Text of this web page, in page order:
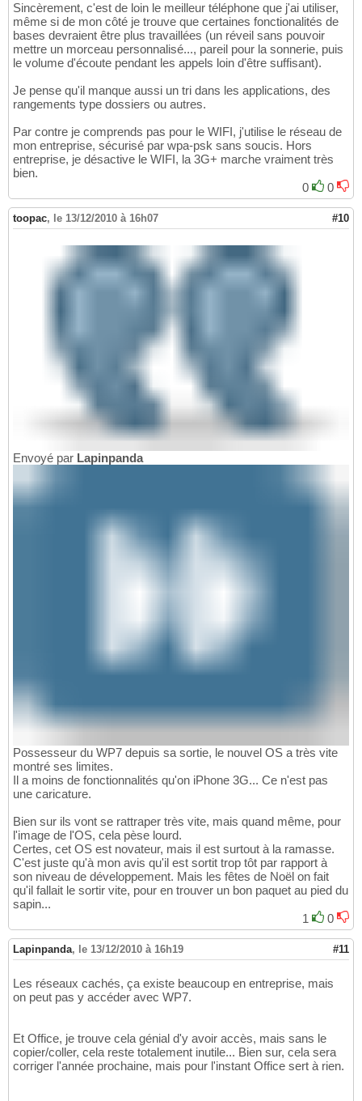
Sincèrement, c'est de loin le meilleur téléphone que j'ai utiliser,
même si de mon côté je trouve que certaines fonctionalités de
bases devraient être plus travaillées (un réveil sans pouvoir
mettre un morceau personnalisé..., pareil pour la sonnerie, puis
le volume d'écoute pendant les appels loin d'être suffisant).
Je pense qu'il manque aussi un tri dans les applications, des
rangements type dossiers ou autres.
Par contre je comprends pas pour le WIFI, j'utilise le réseau de
mon entreprise, sécurisé par wpa-psk sans soucis. Hors
entreprise, je désactive le WIFI, la 3G+ marche vraiment très
bien.
0
0
toopac, le 13/12/2010 à 16h07 #10
Envoyé par Lapinpanda
Possesseur du WP7 depuis sa sortie, le nouvel OS a très vite
montré ses limites.
Il a moins de fonctionnalités qu'on iPhone 3G... Ce n'est pas
une caricature.
Bien sur ils vont se rattraper très vite, mais quand même, pour
l'image de l'OS, cela pèse lourd.
Certes, cet OS est novateur, mais il est surtout à la ramasse.
C'est juste qu'à mon avis qu'il est sortit trop tôt par rapport à
son niveau de développement. Mais les fêtes de Noël on fait
qu'il fallait le sortir vite, pour en trouver un bon paquet au pied du
sapin...
1
0
Lapinpanda, le 13/12/2010 à 16h19 #11
Les réseaux cachés, ça existe beaucoup en entreprise, mais
on peut pas y accéder avec WP7.
Et Office, je trouve cela génial d'y avoir accès, mais sans le
copier/coller, cela reste totalement inutile... Bien sur, cela sera
corriger l'année prochaine, mais pour l'instant Office sert à rien.